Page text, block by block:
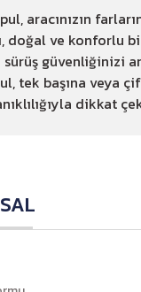
aracınızın
doğal ve konforlu
güvenliğinizi
başına veya
dikkat